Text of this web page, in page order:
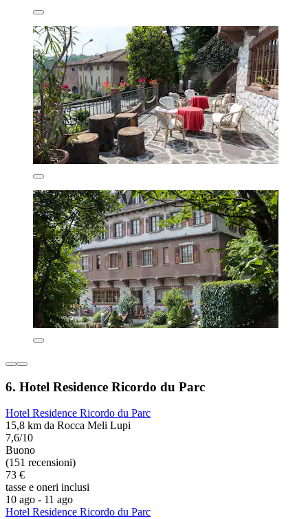
6. Hotel Residence Ricordo du Parc
Hotel Residence Ricordo du Parc
15,8 km da Rocca Meli Lupi
7,6/10
Buono
(151 recensioni)
73 €
tasse e oneri inclusi
10 ago - 11 ago
Hotel Residence Ricordo du Parc